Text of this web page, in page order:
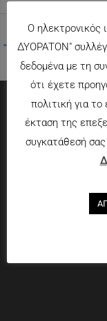
← Προηγούμενο
Ο ηλεκτρονικός
ΔΥΟΡΑΤΟΝ"
δεδομένα με τη
ότι έχετε
πολιτική για
έκταση της
συγκατάθεσή